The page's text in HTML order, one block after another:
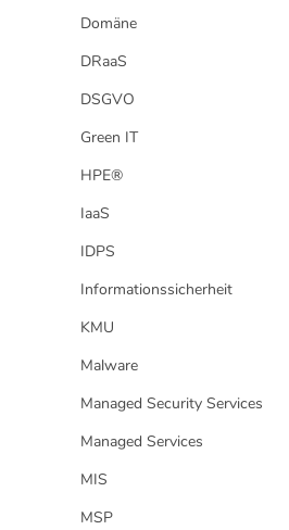
Domäne
DRaaS
DSGVO
Green IT
HPE®
IaaS
IDPS
Informationssicherheit
KMU
Malware
Managed Security Services
Managed Services
MIS
MSP